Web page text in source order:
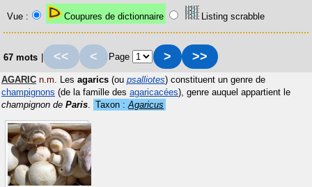
Vue : Coupures de dictionnaire Listing scrabble
67 mots << < Page > >>
AGARIC n.m. Les agarics (ou psalliotes) constituent un genre de
champignons (de la famille des agaricacées), genre auquel appartient le
champignon de Paris. Taxon :Agaricus